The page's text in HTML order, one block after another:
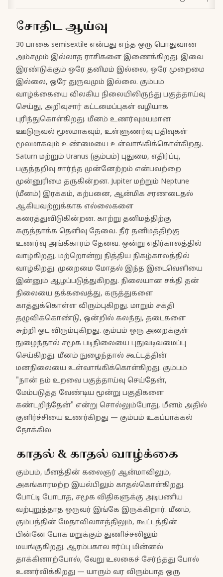
சோதிட ஆய்வு
30 பாகை semisextile என்பது எந்த ஒரு பொதுவான
அம்சமும் இல்லாத ராசிகளை இணைக்கிறது. இவை
இரண்டுக்கும் ஒரே தனிமம் இல்லை, ஒரே முறைமை
இல்லை, ஒரே துருவமும் இல்லை. கும்பம்
வாழ்க்கையை விலகிய நிலையிலிருந்து பகுத்தாய்வு
செய்து, அறிவுசார் கட்டமைப்புகள் வழியாக
புரிந்துகொள்கிறது. மீனம் உணர்வுமயமான
ஊடுருவல் மூலமாகவும், உள்ளுணர்வு பதிவுகள்
மூலமாகவும் உண்மையை உள்வாங்கிக்கொள்கிறது.
Saturn மற்றும் Uranus (கும்பம்) புதுமை, எதிர்ப்பு,
பகுத்தறிவு சார்ந்த முன்னேற்றம் என்பவற்றை
முன்னுரிமை தருகின்றன. Jupiter மற்றும் Neptune
(மீனம்) இரக்கம், கற்பனை, ஆன்மிக சரணடைதல்
ஆகியவற்றுக்காக எல்லைகளை
கரைத்துவிடுகின்றன. காற்று தனிமத்திற்கு
கருத்தாக்க தெளிவு தேவை. நீர் தனிமத்திற்கு
உணர்வு அங்கீகாரம் தேவை. ஒன்று எதிர்காலத்தில்
வாழ்கிறது, மற்றொன்று நித்திய நிகழ்காலத்தில்
வாழ்கிறது. முறைமை மோதல் இந்த இடைவெளியை
இன்னும் ஆழப்படுத்துகிறது. நிலையான சக்தி தன்
நிலையை தக்கவைத்து, கருத்துகளை
காத்துக்கொள்ள விரும்புகிறது. மாறும் சக்தி
தழுவிக்கொண்டு, ஒன்றில் கலந்து, தடைகளை
சுற்றி ஓட விரும்புகிறது. கும்பம் ஒரு அறைக்குள்
நுழைந்தால் சமூக படிநிலையை புதுவடிவமைப்பு
செய்கிறது. மீனம் நுழைந்தால் கூட்டத்தின்
மனநிலையை உள்வாங்கிக்கொள்கிறது. கும்பம்
"நான் நம் உறவை பகுத்தாய்வு செய்தேன்,
மேம்படுத்த வேண்டிய மூன்று பகுதிகளை
கண்டறிந்தேன்" என்று சொல்லும்போது, மீனம் அதில்
குளிர்ச்சியை உணர்கிறது — கும்பம் உகப்பாக்கல்
நோக்கில
காதல் & காதல் வாழ்க்கை
கும்பம், மீனத்தின் கலைஞர் ஆன்மாவிலும்,
அகங்காரமற்ற இயல்பிலும் காதல்கொள்கிறது.
போட்டி போடாத, சமூக விதிகளுக்கு அடிபணிய
வற்புறுத்தாத ஒருவர் இங்கே இருக்கிறார். மீனம்,
கும்பத்தின் மேதாவிலாசத்திலும், கூட்டத்தின்
பின்னே போக மறுக்கும் துணிச்சலிலும்
மயங்குகிறது. ஆரம்பகால ஈர்ப்பு மின்னல்
தாக்கினாற்போல், வேறு உலகைச் சேர்ந்தது போல்
உணர்விக்கிறது — யாரும் வர விரும்பாத ஒரு